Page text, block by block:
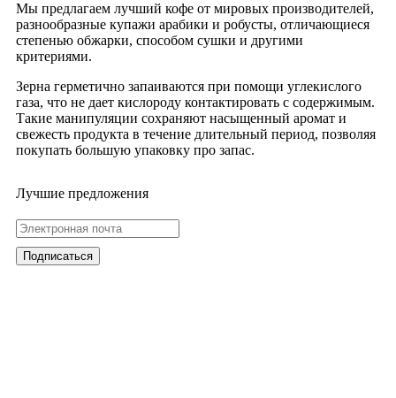
Мы предлагаем лучший кофе от мировых производителей,
разнообразные купажи арабики и робусты, отличающиеся
степенью обжарки, способом сушки и другими
критериями.
Зерна герметично запаиваются при помощи углекислого
газа, что не дает кислороду контактировать с содержимым.
Такие манипуляции сохраняют насыщенный аромат и
свежесть продукта в течение длительный период, позволяя
покупать большую упаковку про запас.
Лучшие предложения